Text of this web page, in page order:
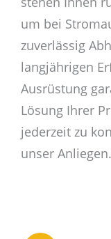
um bei
zuverlässig
langjährigen
Ausrüstung
Lösung Ihrer
jederzeit zu
unser Anliegen.